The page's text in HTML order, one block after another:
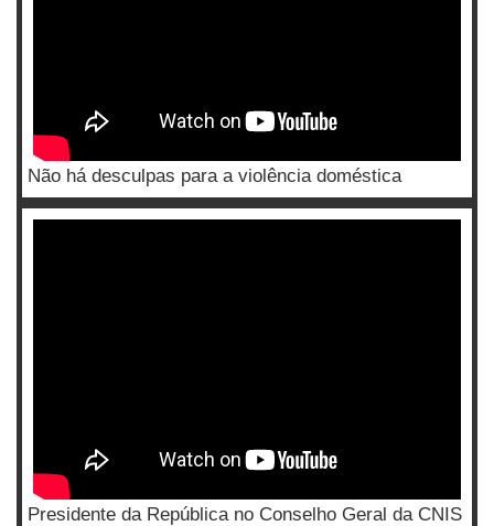
Não há desculpas para a violência doméstica
Presidente da República no Conselho Geral da CNIS